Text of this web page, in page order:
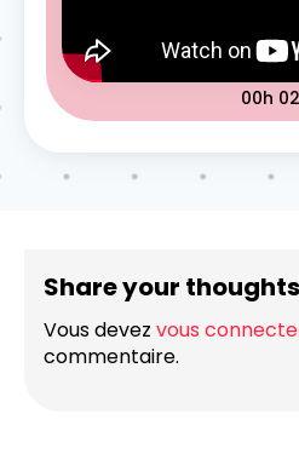
00h
Share your thoughts
Vous devez vous
commentaire.